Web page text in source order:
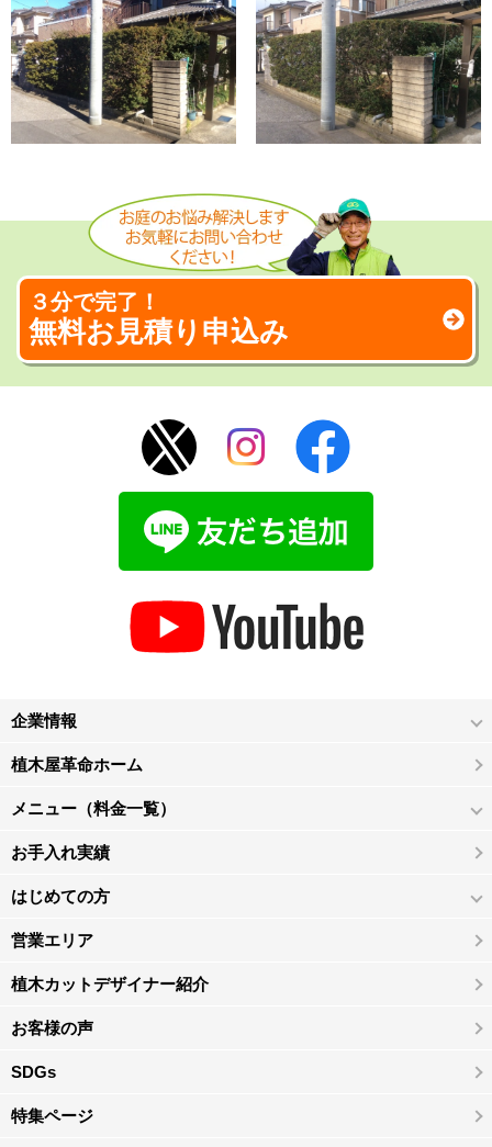
３分で完了！
無料お見積り申込み
企業情報
植木屋革命ホーム
メニュー（料金一覧）
お手入れ実績
はじめての方
営業エリア
植木カットデザイナー紹介
お客様の声
SDGs
特集ページ